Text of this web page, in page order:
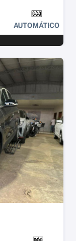
AUTOMÁTICO